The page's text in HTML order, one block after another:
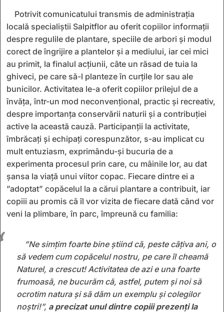
Potrivit comunicatului transmis de administrația
locală specialiștii Salpitflor au oferit copiilor informații
despre regulile de plantare, speciile de arbori și modul
corect de îngrijire a plantelor și a mediului, iar cei mici
au primit, la finalul acțiunii, câte un răsad de tuia la
ghiveci, pe care să-l planteze în curțile lor sau ale
bunicilor. Activitatea le-a oferit copiilor prilejul de a
învăța, într-un mod neconvențional, practic și recreativ,
despre importanța conservării naturii și a contribuției
active la această cauză. Participanții la activitate,
îmbrăcați și echipați corespunzător, s-au implicat cu
mult entuziasm, exprimându-și bucuria de a
experimenta procesul prin care, cu mâinile lor, au dat
șansa la viață unui viitor copac. Fiecare dintre ei a
”adoptat” copăcelul la a cărui plantare a contribuit, iar
copiii au promis că îl vor vizita de fiecare dată când vor
veni la plimbare, în parc, împreună cu familia:
”Ne simțim foarte bine știind că, peste câțiva ani, o
să vedem cum copăcelul nostru, pe care îl cheamă
Naturel, a crescut! Activitatea de azi e una foarte
frumoasă, ne bucurăm că, astfel, putem și noi să
ocrotim natura și să dăm un exemplu și colegilor
noștri!”, a precizat unul dintre copiii prezenți la